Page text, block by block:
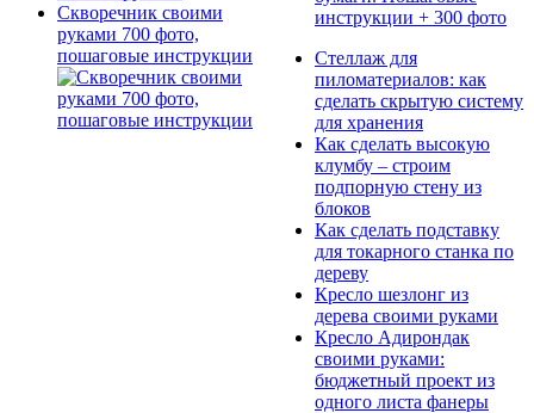
Скворечник своими
руками 700 фото,
пошаговые инструкции
Стеллаж для
пиломатериалов: как
сделать скрытую систему
для хранения
Как сделать высокую
клумбу – строим
подпорную стену из
блоков
Как сделать подставку
для токарного станка по
дереву
Кресло шезлонг из
дерева своими руками
Кресло Адирондак
своими руками:
бюджетный проект из
одного листа фанеры